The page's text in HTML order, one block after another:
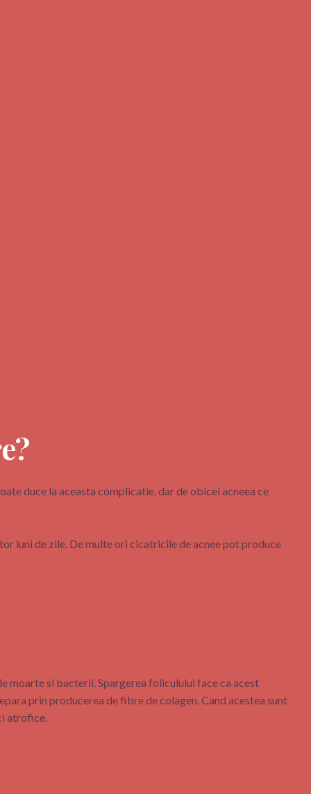
duce la aceasta complicatie, dar de obicei acneea ce
luni de zile. De multe ori cicatricile de acnee pot produce
moarte si bacterii. Spargerea foliculului face ca acest
prin producerea de fibre de colagen. Cand acestea sunt
atrofice.